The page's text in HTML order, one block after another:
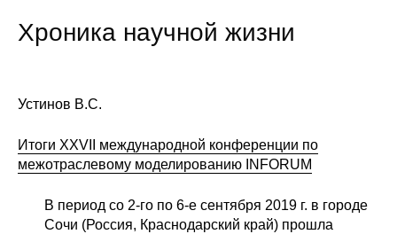
Хроника научной жизни
Устинов В.С.
Итоги XXVII международной конференции по
межотраслевому моделированию INFORUM
В период со 2-го по 6-е сентября 2019 г. в городе
Сочи (Россия, Краснодарский край) прошла